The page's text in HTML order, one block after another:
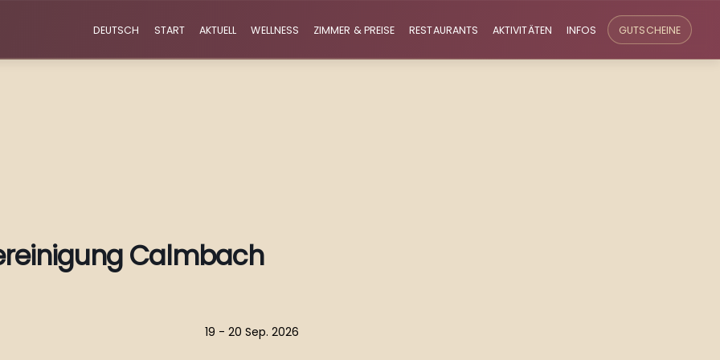
DEUTSCH START AKTUELL WELLNESS ZIMMER & PREISE RESTAURANTS AKTIVITÄTEN INFOS GUTSCHEINE
Calmbach
19 - 20 Sep. 2026